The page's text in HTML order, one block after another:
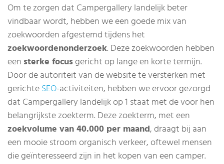
Om te zorgen dat Campergallery landelijk beter
vindbaar wordt, hebben we een goede mix van
zoekwoorden afgestemd tijdens het
zoekwoordenonderzoek. Deze zoekwoorden hebben
een sterke focusgericht op lange en korte termijn.
Door de autoriteit van de website te versterken met
gerichteSEO-activiteiten, hebben we ervoor gezorgd
dat Campergallery landelijk op 1 staat met de voor hen
belangrijkste zoekterm. Deze zoekterm, met een
zoekvolume van 40.000 per maand, draagt bij aan
een mooie stroom organisch verkeer, oftewel mensen
die geïnteresseerd zijn in het kopen van een camper.